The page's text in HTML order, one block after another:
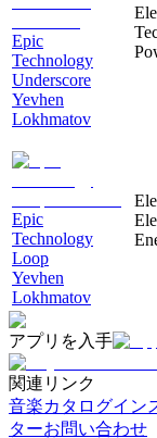
Epic
Technology
Underscore
Yevhen
Lokhmatov
Epic
Technology
Loop
Yevhen
Lokhmatov
アプリを入手
関連リンク
音楽カタログイン
ターお問い合わせ